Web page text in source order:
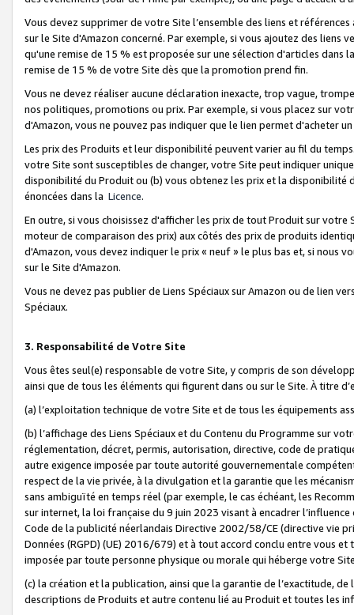
Vous devez supprimer de votre Site l’ensemble des liens et
sur le Site d'Amazon concerné. Par exemple, si vous ajoutez des
qu'une remise de 15 % est proposée sur une sélection d'articles
remise de 15 % de votre Site dès que la promotion prend fin.
Vous ne devez réaliser aucune déclaration inexacte, trop vague,
nos politiques, promotions ou prix. Par exemple, si vous placez sur
d'Amazon, vous ne pouvez pas indiquer que le lien permet d'acheter
Les prix des Produits et leur disponibilité peuvent varier au fil du
votre Site sont susceptibles de changer, votre Site peut indiquer
disponibilité du Produit ou (b) vous obtenez les prix et la disponibilité
énoncées dans la Licence.
En outre, si vous choisissez d'afficher les prix de tout Produit sur
moteur de comparaison des prix) aux côtés des prix de produits
d'Amazon, vous devez indiquer le prix « neuf » le plus bas et, si nous
sur le Site d'Amazon.
Vous ne devez pas publier de Liens Spéciaux sur Amazon ou de lien
Spéciaux.
3. Responsabilité de Votre Site
Vous êtes seul(e) responsable de votre Site, y compris de son
ainsi que de tous les éléments qui figurent dans ou sur le Site. À titre
(a) l’exploitation technique de votre Site et de tous les équipements
(b) l’affichage des Liens Spéciaux et du Contenu du Programme sur
réglementation, décret, permis, autorisation, directive, code de
autre exigence imposée par toute autorité gouvernementale
respect de la vie privée, à la divulgation et la garantie que les
sans ambiguïté en temps réel (par exemple, le cas échéant, les
sur internet, la loi française du 9 juin 2023 visant à encadrer
Code de la publicité néerlandais Directive 2002/58/CE (directive vie
Données (RGPD) (UE) 2016/679) et à tout accord conclu entre vous
imposée par toute personne physique ou morale qui héberge votre
(c) la création et la publication, ainsi que la garantie de l’exactitude,
descriptions de Produits et autre contenu lié au Produit et toutes les